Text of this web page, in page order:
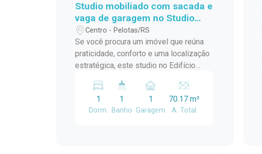
Studio mobiliado com sacada e
vaga de garagem no Studio
Residence Plus II - Centro de
Pelotas
Centro - Pelotas/RS
Se você procura um imóvel que reúna
praticidade, conforto e uma localização
estratégica, este studio no Edifício
excelente escolha. Totalmente
mobiliado, equipado e com ambientes
planejados, oferece uma solução
1
Dorm.
1
Banho
1
Garagem
70.17 m²
A. Total